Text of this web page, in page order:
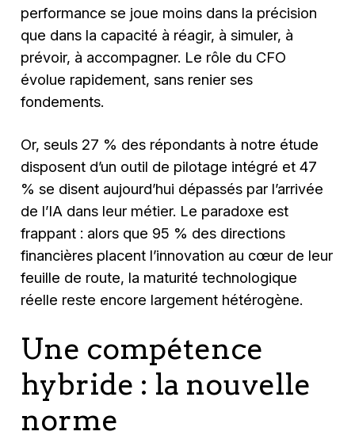
performance se joue moins dans la précision
que dans la capacité à réagir, à simuler, à
prévoir, à accompagner. Le rôle du CFO
évolue rapidement, sans renier ses
fondements.
Or, seuls 27 % des répondants à notre étude
disposent d’un outil de pilotage intégré et 47
% se disent aujourd’hui dépassés par l’arrivée
de l’IA dans leur métier. Le paradoxe est
frappant : alors que 95 % des directions
financières placent l’innovation au cœur de leur
feuille de route, la maturité technologique
réelle reste encore largement hétérogène.
Une compétence
hybride : la nouvelle
norme